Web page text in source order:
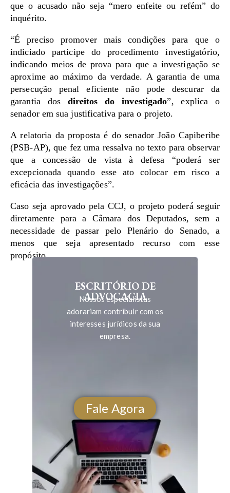
que o acusado não seja “mero enfeite ou refém” do
inquérito.
“É preciso promover mais condições para que o
indiciado participe do procedimento investigatório,
indicando meios de prova para que a investigação se
aproxime ao máximo da verdade. A garantia de uma
persecução penal eficiente não pode descurar da
garantia dos direitos do investigado”, explica o
senador em sua justificativa para o projeto.
A relatoria da proposta é do senador João Capiberibe
(PSB-AP), que fez uma ressalva no texto para observar
que a concessão de vista à defesa “poderá ser
excepcionada quando esse ato colocar em risco a
eficácia das investigações”.
Caso seja aprovado pela CCJ, o projeto poderá seguir
diretamente para a Câmara dos Deputados, sem a
necessidade de passar pelo Plenário do Senado, a
menos que seja apresentado recurso com esse
propósito.
ESCRITÓRIO DE
ADVOCACIA
Nossos especialistas
adorariam contribuir com os
interesses jurídicos da sua
empresa.
Fale Agora